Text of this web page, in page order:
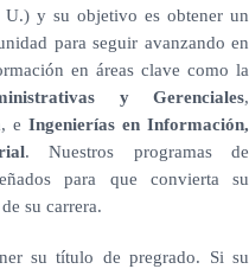
y su objetivo es obtener un
para seguir avanzando en
en áreas clave como la
y Gerenciales,
, e Ingenierías en Información,
. Nuestros programas de
para que convierta su
su carrera.
su título de pregrado. Si su